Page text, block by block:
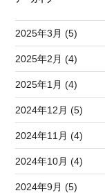
2025年3月 (5)
2025年2月 (4)
2025年1月 (4)
2024年12月 (5)
2024年11月 (4)
2024年10月 (4)
2024年9月 (5)